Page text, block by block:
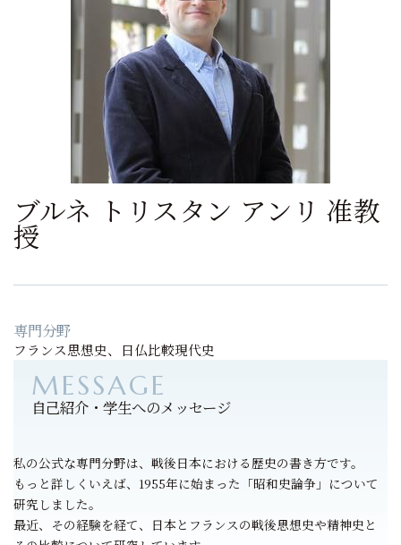
ブルネ トリスタン アンリ 准教
授
専門分野
フランス思想史、日仏比較現代史
自己紹介・学生へのメッセージ
私の公式な専門分野は、戦後日本における歴史の書き方です。
もっと詳しくいえば、1955年に始まった「昭和史論争」について
研究しました。
最近、その経験を経て、日本とフランスの戦後思想史や精神史と